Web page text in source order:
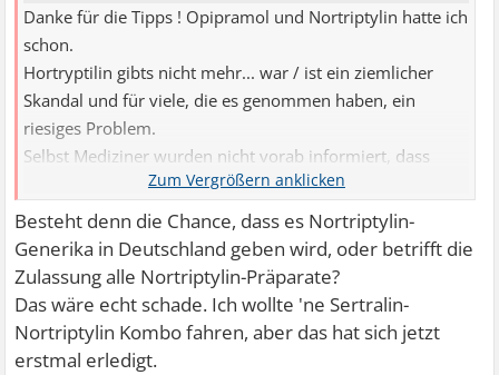
Danke für die Tipps ! Opipramol und Nortriptylin hatte ich
schon.
Hortryptilin gibts nicht mehr... war / ist ein ziemlicher
Skandal und für viele, die es genommen haben, ein
riesiges Problem.
Selbst Mediziner wurden nicht vorab informiert, dass
Nortrilen vom Markt genommen wird. Ganz großes Kino
von der Pharmaindustrie, wo es doch bekannt ist, dass
Medikamente langsam ausgeschlichen werden müssen.
Die Zulassung für Deutschland ist erloschen, andere
europäische Länder sind davon nicht betroffen….so zu
lesen auf der Seite des Herstellers Lundbeck.
Besteht denn die Chance, dass es Nortriptylin-
Generika in Deutschland geben wird, oder betrifft die
Zulassung alle Nortriptylin-Präparate?
Das wäre echt schade. Ich wollte 'ne Sertralin-
Nortriptylin Kombo fahren, aber das hat sich jetzt
erstmal erledigt.